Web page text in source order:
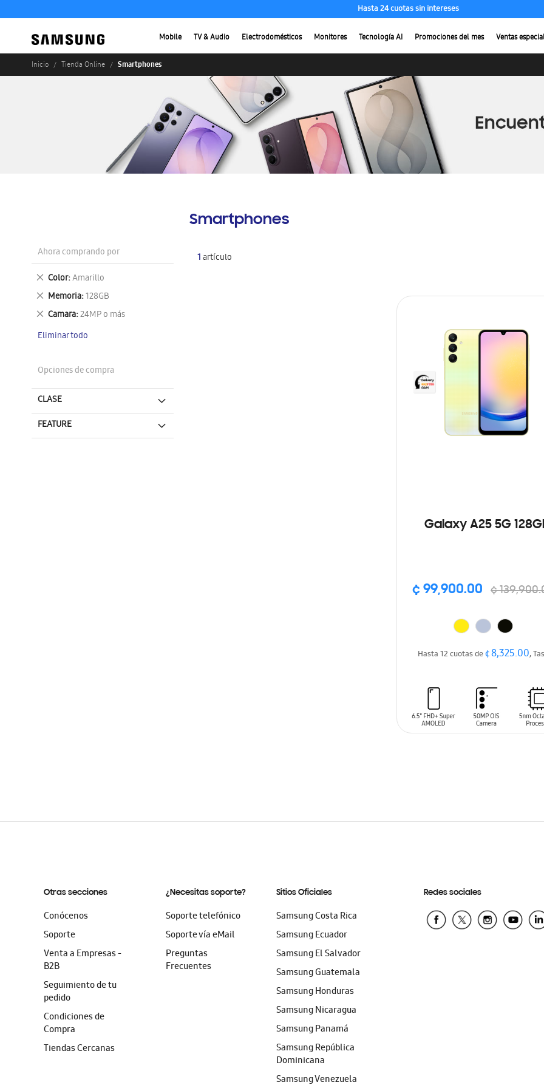
Hasta 24 cuotas sin intereses
Mobile TV & Audio Electrodomésticos Monitores Tecnología AI Promociones del mes Ventas
Inicio Tienda Online Smartphones
Smartphones
1artículo
Galaxy A25 5G
¢ 99,900.00 ¢
Hasta 12 cuotas de¢ 8,325.00,
Ahora comprando por
Color Amarillo
Eliminar
este
artículo
Memoria 128GB
Eliminar
este
artículo
Camara 24MP o más
Eliminar
artículo
Eliminar todo
Opciones de compra
CLASE
FEATURE
Otras secciones
Conócenos
Soporte
Venta a Empresas -
B2B
Seguimiento de tu
pedido
Condiciones de
Compra
Tiendas Cercanas
¿Necesitas soporte?
Soporte telefónico
Soporte vía eMail
Preguntas
Frecuentes
Sitios Oficiales
Samsung Costa Rica
Samsung Ecuador
Samsung El Salvador
Samsung Guatemala
Samsung Honduras
Samsung Nicaragua
Samsung Panamá
Samsung República
Dominicana
Samsung Venezuela
Redes sociales